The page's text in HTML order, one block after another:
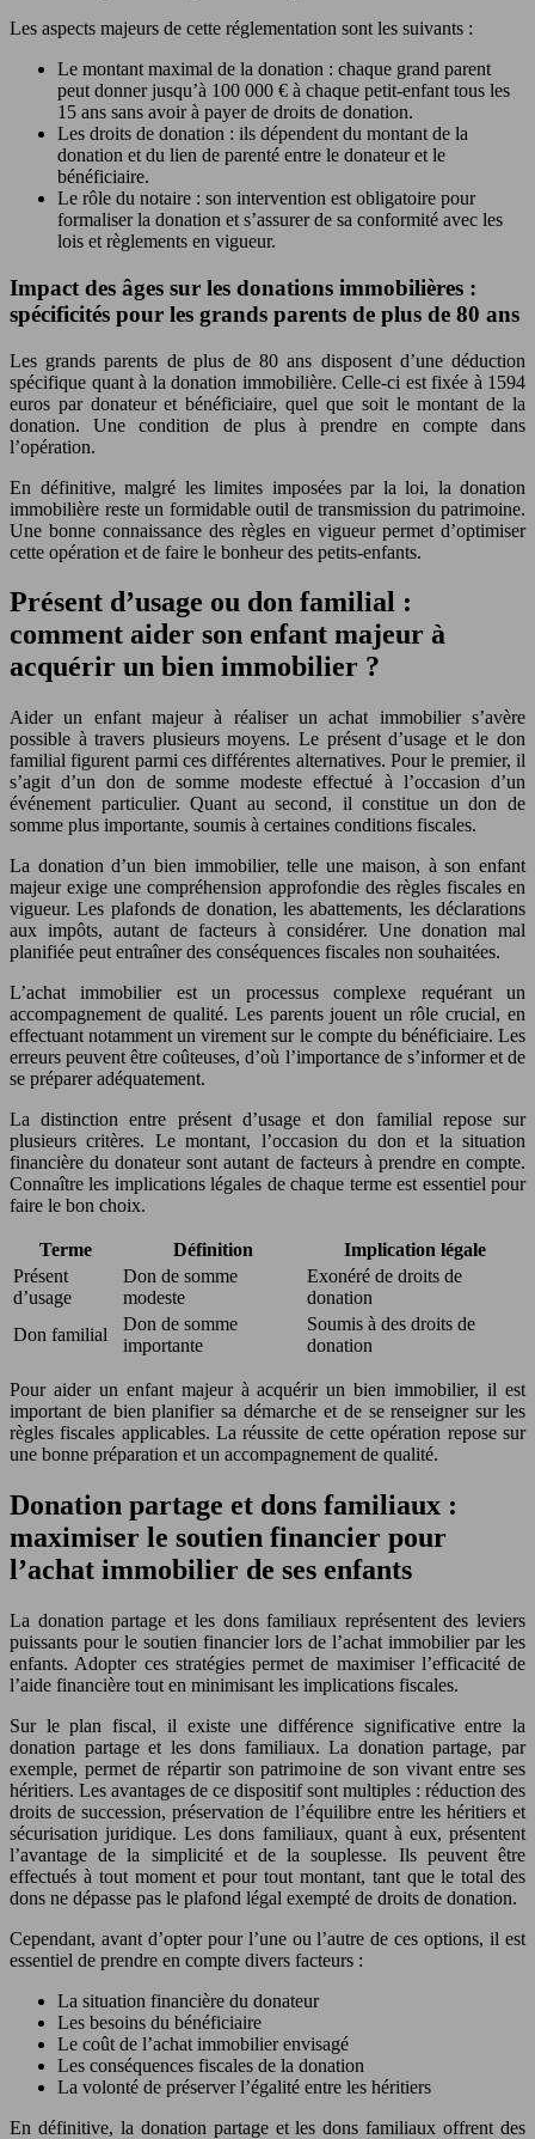
Les aspects majeurs de cette réglementation sont les suivants :
Le montant maximal de la donation : chaque grand parent
peut donner jusqu’à 100 000 € à chaque petit-enfant tous les
15 ans sans avoir à payer de droits de donation.
Les droits de donation : ils dépendent du montant de la
donation et du lien de parenté entre le donateur et le
bénéficiaire.
Le rôle du notaire : son intervention est obligatoire pour
formaliser la donation et s’assurer de sa conformité avec les
lois et règlements en vigueur.
Impact des âges sur les donations immobilières :
spécificités pour les grands parents de plus de 80 ans
Les grands parents de plus de 80 ans disposent d’une déduction
spécifique quant à la donation immobilière. Celle-ci est fixée à 1594
euros par donateur et bénéficiaire, quel que soit le montant de la
donation. Une condition de plus à prendre en compte dans
l’opération.
En définitive, malgré les limites imposées par la loi, la donation
immobilière reste un formidable outil de transmission du patrimoine.
Une bonne connaissance des règles en vigueur permet d’optimiser
cette opération et de faire le bonheur des petits-enfants.
Présent d’usage ou don familial :
comment aider son enfant majeur à
acquérir un bien immobilier ?
Aider un enfant majeur à réaliser un achat immobilier s’avère
possible à travers plusieurs moyens. Le présent d’usage et le don
familial figurent parmi ces différentes alternatives. Pour le premier, il
s’agit d’un don de somme modeste effectué à l’occasion d’un
événement particulier. Quant au second, il constitue un don de
somme plus importante, soumis à certaines conditions fiscales.
La donation d’un bien immobilier, telle une maison, à son enfant
majeur exige une compréhension approfondie des règles fiscales en
vigueur. Les plafonds de donation, les abattements, les déclarations
aux impôts, autant de facteurs à considérer. Une donation mal
planifiée peut entraîner des conséquences fiscales non souhaitées.
L’achat immobilier est un processus complexe requérant un
accompagnement de qualité. Les parents jouent un rôle crucial, en
effectuant notamment un virement sur le compte du bénéficiaire. Les
erreurs peuvent être coûteuses, d’où l’importance de s’informer et de
se préparer adéquatement.
La distinction entre présent d’usage et don familial repose sur
plusieurs critères. Le montant, l’occasion du don et la situation
financière du donateur sont autant de facteurs à prendre en compte.
Connaître les implications légales de chaque terme est essentiel pour
faire le bon choix.
Terme Définition
Implication légale
Présent
d’usage
Don de somme
modeste
Exonéré de droits de
donation
Don familial
Don de somme
importante
Soumis à des droits de
donation
Pour aider un enfant majeur à acquérir un bien immobilier, il est
important de bien planifier sa démarche et de se renseigner sur les
règles fiscales applicables. La réussite de cette opération repose sur
une bonne préparation et un accompagnement de qualité.
Donation partage et dons familiaux :
maximiser le soutien financier pour
l’achat immobilier de ses enfants
La donation partage et les dons familiaux représentent des leviers
puissants pour le soutien financier lors de l’achat immobilier par les
enfants. Adopter ces stratégies permet de maximiser l’efficacité de
l’aide financière tout en minimisant les implications fiscales.
Sur le plan fiscal, il existe une différence significative entre la
donation partage et les dons familiaux. La donation partage, par
exemple, permet de répartir son patrimoine de son vivant entre ses
héritiers. Les avantages de ce dispositif sont multiples : réduction des
droits de succession, préservation de l’équilibre entre les héritiers et
sécurisation juridique. Les dons familiaux, quant à eux, présentent
l’avantage de la simplicité et de la souplesse. Ils peuvent être
effectués à tout moment et pour tout montant, tant que le total des
dons ne dépasse pas le plafond légal exempté de droits de donation.
Cependant, avant d’opter pour l’une ou l’autre de ces options, il est
essentiel de prendre en compte divers facteurs :
La situation financière du donateur
Les besoins du bénéficiaire
Le coût de l’achat immobilier envisagé
Les conséquences fiscales de la donation
La volonté de préserver l’égalité entre les héritiers
En définitive, la donation partage et les dons familiaux offrent des